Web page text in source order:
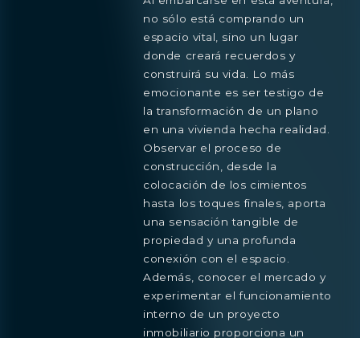
no sólo está comprando un
espacio vital, sino un lugar
donde creará recuerdos y
construirá su vida. Lo más
emocionante es ser testigo de
la transformación de un plano
en una vivienda hecha realidad.
Observar el proceso de
construcción, desde la
colocación de los cimientos
hasta los toques finales, aporta
una sensación tangible de
propiedad y una profunda
conexión con el espacio.
Además, conocer el mercado y
experimentar el funcionamiento
interno de un proyecto
inmobiliario proporciona un